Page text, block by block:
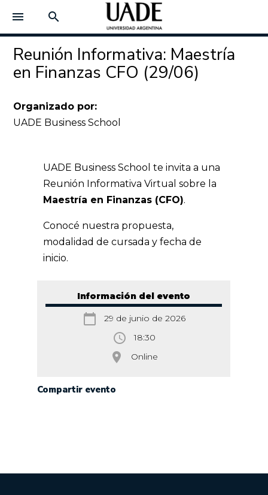
menu search
Reunión Informativa: Maestría
en Finanzas CFO (29/06)
Organizado por:
UADE Business School
Información del evento
calendar_today 29 de junio de 2026
access_time 18:30
room Online
Compartir evento
UADE Business School te invita a una
Reunión Informativa Virtual sobre la
Maestría en Finanzas (CFO).
Conocé nuestra propuesta,
modalidad de cursada y fecha de
inicio.